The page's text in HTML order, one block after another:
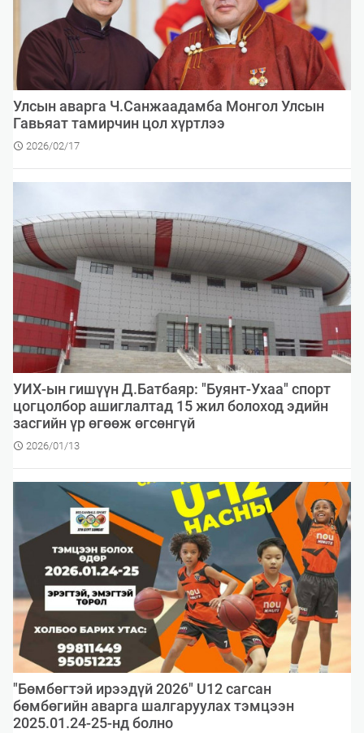
Улсын аварга Ч.Санжаадамба Монгол Улсын
Гавьяат тамирчин цол хүртлээ
2026/02/17
УИХ-ын гишүүн Д.Батбаяр: "Буянт-Ухаа" спорт
цогцолбор ашиглалтад 15 жил болоход эдийн
засгийн үр өгөөж өгсөнгүй
2026/01/13
​"Бөмбөгтэй ирээдүй 2026" U12 сагсан
бөмбөгийн аварга шалгаруулах тэмцээн
2025.01.24-25-нд болно